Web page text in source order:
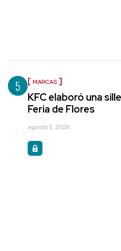
5 MARCAS
KFC elaboró una
Feria de Flores
agosto 5, 2026